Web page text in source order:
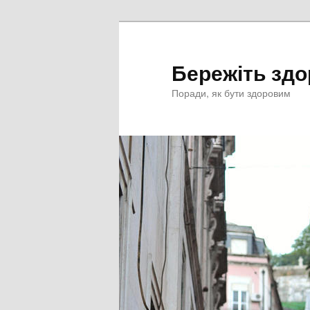
Бережіть
Поради, як бути здоровим